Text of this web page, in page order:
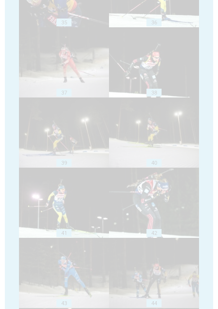
35 36
37 38
39 40
41 42
43 44